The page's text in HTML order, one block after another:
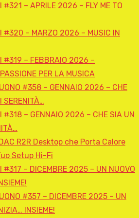
#321 – APRILE 2026 – FLY ME TO
#320 – MARZO 2026 – MUSIC IN
#319 – FEBBRAIO 2026 –
PER LA MUSICA
#358 – GENNAIO 2026 – CHE
SERENITÀ…
#318 – GENNAIO 2026 – CHE SIA UN
R2R Desktop che Porta Calore
Setup Hi-Fi
#317 – DICEMBRE 2025 – UN NUOVO
#357 – DICEMBRE 2025 – UN
INSIEME!